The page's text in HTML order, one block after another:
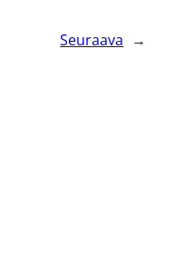
Seuraava →